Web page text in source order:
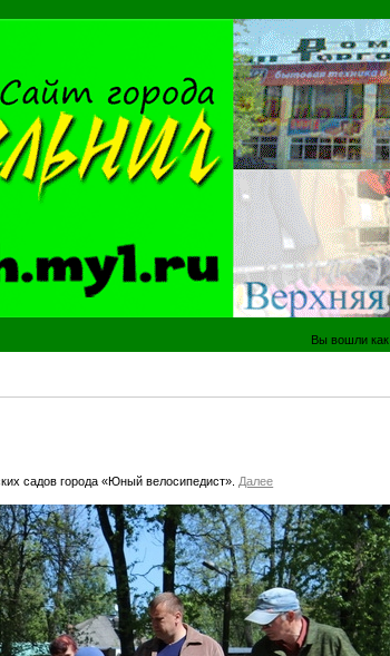
Вы вошли как
садов города «Юный велосипедист».Далее